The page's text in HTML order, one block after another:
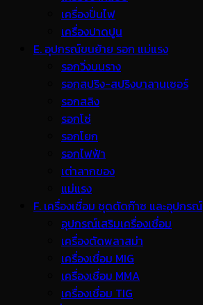
เครื่องปั่นไฟ
เครื่องปาดปูน
E. อุปกรณ์ขนย้าย รอก แม่แรง
รอกวิ่งบนราง
รอกสปริง-สปริงบาลานเซอร์
รอกสลิง
รอกโซ่
รอกโยก
รอกไฟฟ้า
เต่าลากของ
แม่แรง
F. เครื่องเชื่อม ชุดตัดก๊าซ และอุปกรณ์
อุปกรณ์เสริมเครื่องเชื่อม
เครื่องตัดพลาสม่า
เครื่องเชื่อม MIG
เครื่องเชื่อม MMA
เครื่องเชื่อม TIG